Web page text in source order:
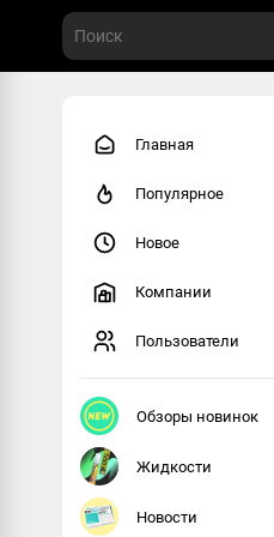
Главная
Популярное
Новое
Компании
Пользователи
Обзоры новинок
Жидкости
Новости